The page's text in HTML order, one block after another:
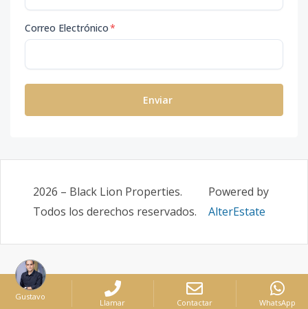
Correo Electrónico*
Enviar
Gustavo
Llamar Contactar WhatsApp
2026 – Black Lion Properties.
Todos los derechos reservados.
Powered by
AlterEstate